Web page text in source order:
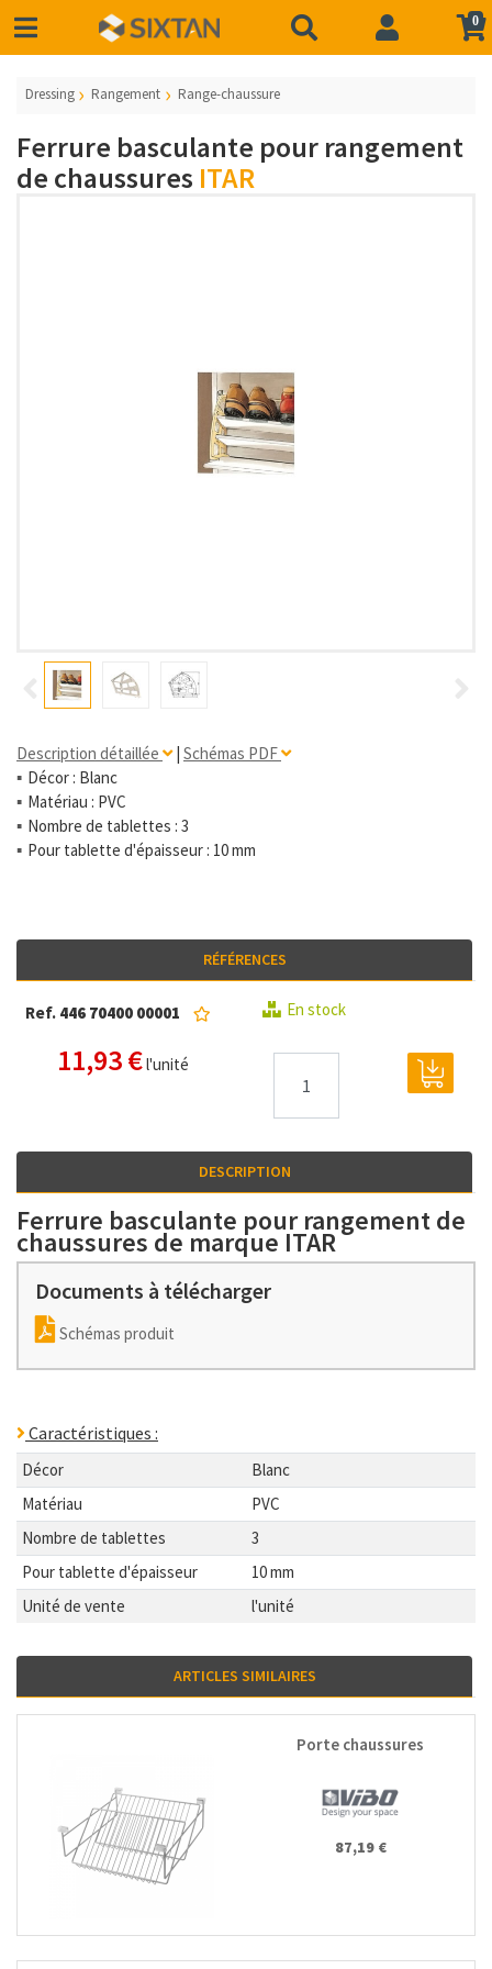
0
Dressing Rangement Range-chaussure
Ferrure basculante pour rangement
de chaussures ITAR
Description détaillée | Schémas PDF
Décor : Blanc
Matériau : PVC
Nombre de tablettes : 3
Pour tablette d'épaisseur : 10 mm
RÉFÉRENCES
Ref. 446 70400 00001 En stock
11,93 €l'unité
DESCRIPTION
Ferrure basculante pour rangement de
chaussures de marque ITAR
Documents à télécharger
Schémas produit
Caractéristiques :
Décor
Blanc
Matériau
PVC
Nombre de tablettes
3
Pour tablette d'épaisseur
10 mm
Unité de vente
l'unité
ARTICLES SIMILAIRES
Porte chaussures
87,19 €